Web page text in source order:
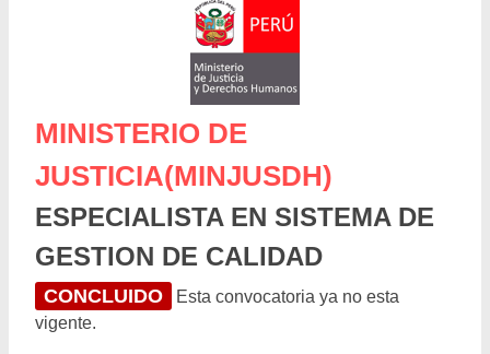
MINISTERIO DE
JUSTICIA(MINJUSDH)
ESPECIALISTA EN SISTEMA DE
GESTION DE CALIDAD
CONCLUIDO
Esta convocatoria ya no esta
vigente.